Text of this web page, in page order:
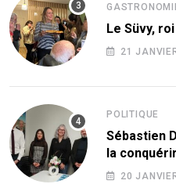
Le Süvy,
21
POLITIQUE
Sébastien
la
20